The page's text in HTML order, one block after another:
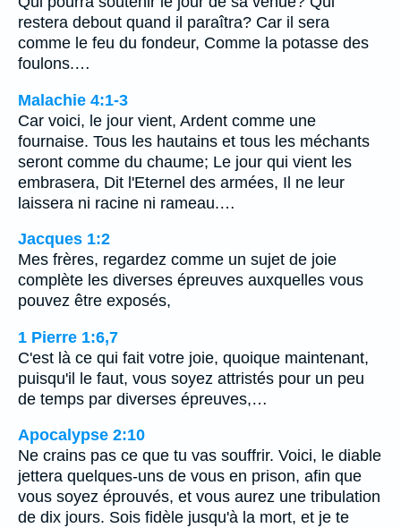
restera debout quand il paraîtra? Car il sera
comme le feu du fondeur, Comme la potasse des
foulons.…
Malachie 4:1-3
Car voici, le jour vient, Ardent comme une
fournaise. Tous les hautains et tous les méchants
seront comme du chaume; Le jour qui vient les
embrasera, Dit l'Eternel des armées, Il ne leur
laissera ni racine ni rameau.…
Jacques 1:2
Mes frères, regardez comme un sujet de joie
complète les diverses épreuves auxquelles vous
pouvez être exposés,
1 Pierre 1:6,7
C'est là ce qui fait votre joie, quoique maintenant,
puisqu'il le faut, vous soyez attristés pour un peu
de temps par diverses épreuves,…
Apocalypse 2:10
Ne crains pas ce que tu vas souffrir. Voici, le diable
jettera quelques-uns de vous en prison, afin que
vous soyez éprouvés, et vous aurez une tribulation
de dix jours. Sois fidèle jusqu'à la mort, et je te